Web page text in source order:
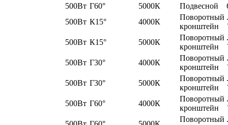
500Вт Г60° 5000К Подвесной
500Вт К15° 4000К
Поворотный
кронштейн
500Вт К15° 5000К
Поворотный
кронштейн
500Вт Г30° 4000К
Поворотный
кронштейн
500Вт Г30° 5000К
Поворотный
кронштейн
500Вт Г60° 4000К
Поворотный
кронштейн
Поворотный